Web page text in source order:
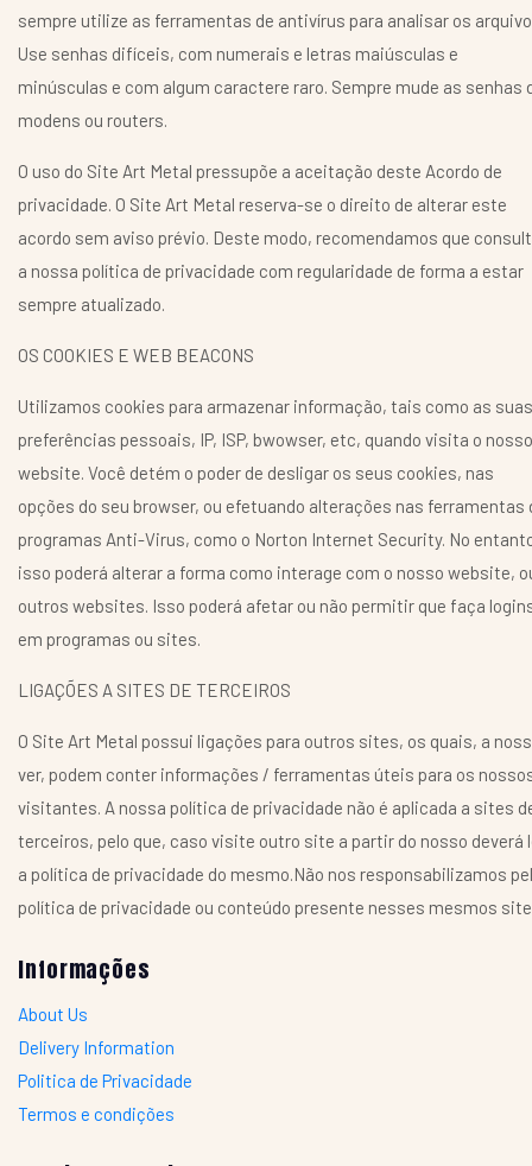
sempre utilize as ferramentas de antivírus para analisar os
Use senhas difíceis, com numerais e letras maiúsculas e
minúsculas e com algum caractere raro. Sempre mude as senhas
modens ou routers.
O uso do Site Art Metal pressupõe a aceitação deste Acordo de
privacidade. O Site Art Metal reserva-se o direito de alterar este
acordo sem aviso prévio. Deste modo, recomendamos que
a nossa política de privacidade com regularidade de forma a estar
sempre atualizado.
OS COOKIES E WEB BEACONS
Utilizamos cookies para armazenar informação, tais como as suas
preferências pessoais, IP, ISP, bwowser, etc, quando visita o nosso
website. Você detém o poder de desligar os seus cookies, nas
opções do seu browser, ou efetuando alterações nas ferramentas
programas Anti-Virus, como o Norton Internet Security. No
isso poderá alterar a forma como interage com o nosso website,
outros websites. Isso poderá afetar ou não permitir que faça
em programas ou sites.
LIGAÇÕES A SITES DE TERCEIROS
O Site Art Metal possui ligações para outros sites, os quais, a
ver, podem conter informações / ferramentas úteis para os
visitantes. A nossa política de privacidade não é aplicada a sites
terceiros, pelo que, caso visite outro site a partir do nosso deverá
a política de privacidade do mesmo.Não nos responsabilizamos
política de privacidade ou conteúdo presente nesses mesmos
Informações
About Us
Delivery Information
Politica de Privacidade
Termos e condições